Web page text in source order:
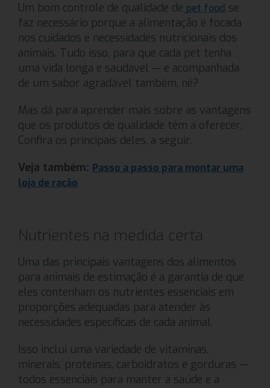
Um bom controle de qualidade de pet food se
faz necessário porque a alimentação é focada
nos cuidados e necessidades nutricionais dos
animais. Tudo isso, para que cada pet tenha
uma vida longa e saudável — e acompanhada
de um sabor agradável também, né?
Mas dá para aprender mais sobre as vantagens
que os produtos de qualidade têm a oferecer.
Confira os principais deles, a seguir.
Veja também: Passo a passo para montar uma
loja de ração
Nutrientes na medida certa
Uma das principais vantagens dos alimentos
para animais de estimação é a garantia de que
eles contenham os nutrientes essenciais em
proporções adequadas para atender às
necessidades específicas de cada animal.
Isso inclui uma variedade de vitaminas,
minerais, proteínas, carboidratos e gorduras —
todos essenciais para manter a saúde e a